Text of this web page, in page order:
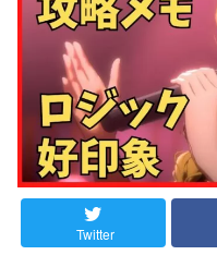
Twitter